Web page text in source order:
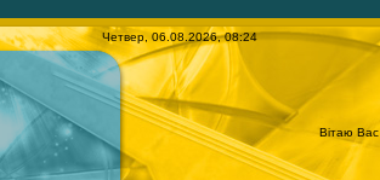
Четвер, 06.08.2026, 08:24
Вітаю Вас